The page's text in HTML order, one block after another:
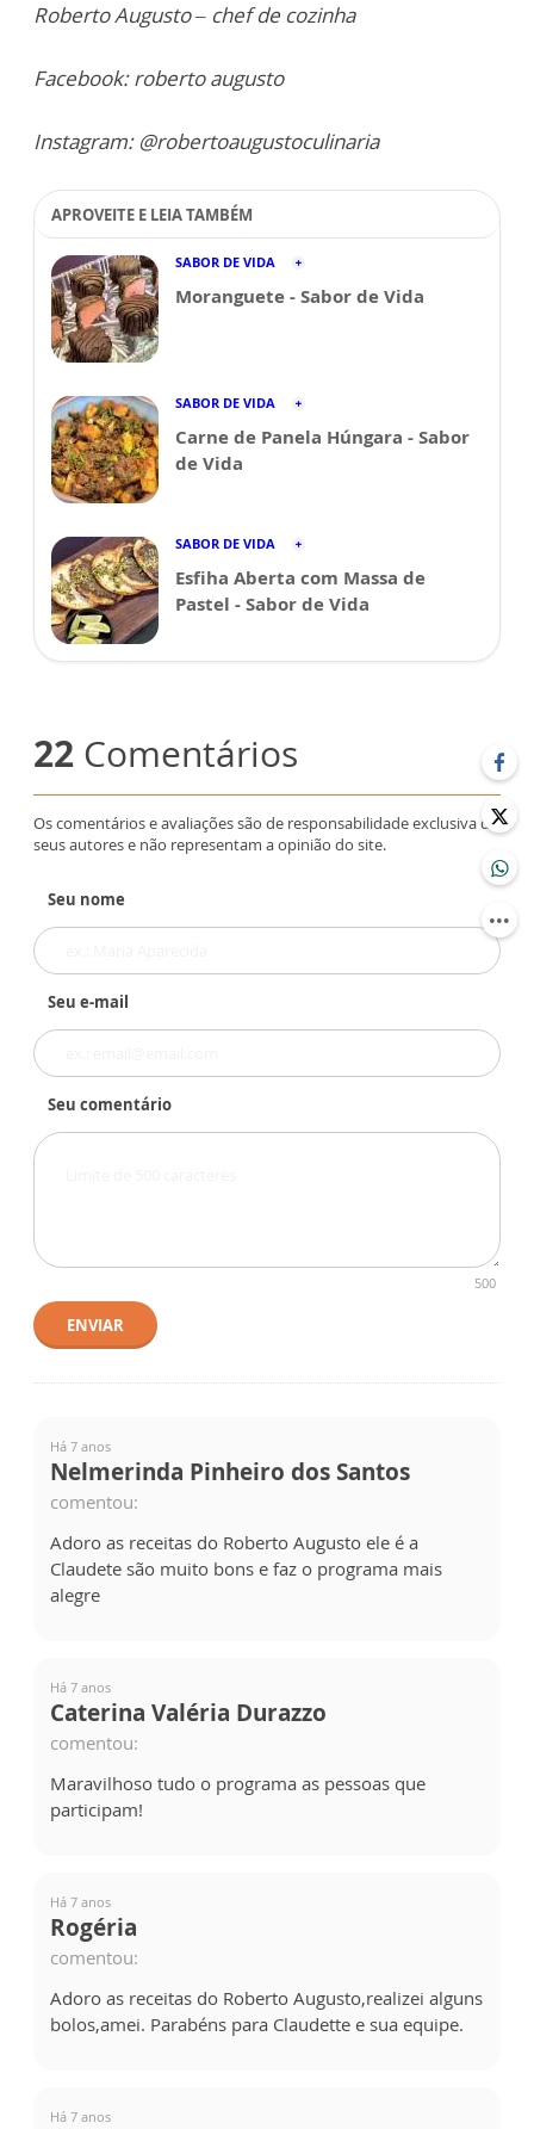
Roberto Augusto – chef de cozinha
Facebook: roberto augusto
Instagram: @robertoaugustoculinaria
APROVEITE E LEIA TAMBÉM
SABOR DE VIDA
Moranguete - Sabor de Vida
SABOR DE VIDA
Carne de Panela Húngara - Sabor
de Vida
SABOR DE VIDA
Esfiha Aberta com Massa de
Pastel - Sabor de Vida
22 Comentários
Os comentários e avaliações são de responsabilidade exclusiva de
seus autores e não representam a opinião do site.
Seu nome
Seu e-mail
Seu comentário
500
ENVIAR
Há 7 anos
Nelmerinda Pinheiro dos Santos
comentou:
Adoro as receitas do Roberto Augusto ele é a
Claudete são muito bons e faz o programa mais
alegre
Há 7 anos
Caterina Valéria Durazzo
comentou:
Maravilhoso tudo o programa as pessoas que
participam!
Há 7 anos
Rogéria
comentou:
Adoro as receitas do Roberto Augusto,realizei alguns
bolos,amei. Parabéns para Claudette e sua equipe.
Há 7 anos